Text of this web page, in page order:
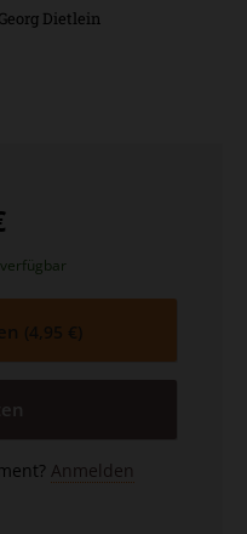
Dietlein
(4,95 €)
Anmelden